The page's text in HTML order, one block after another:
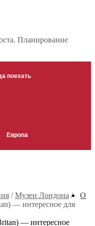
Планирование
поехать
Европа
/Музеи Лондона /
— интересное для
О